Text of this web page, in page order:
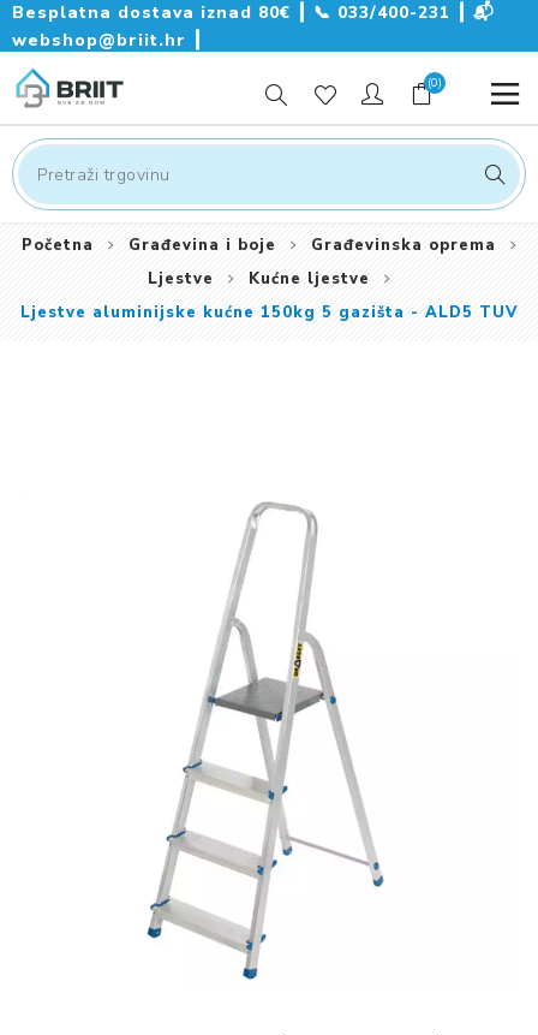
Besplatna dostava iznad 80€ ┃ 📞 033/400-231
📬
webshop@briit.hr
(0)
Početna Građevina i boje
Građevinska oprema
Ljestve
Kućne ljestve
Ljestve aluminijske kućne 150kg 5 gazišta - ALD5 TUV